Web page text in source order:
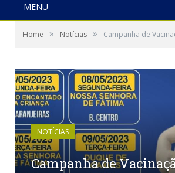
MENU
Home » Notícias » Campanha de
NOTÍCIAS
Campanha de